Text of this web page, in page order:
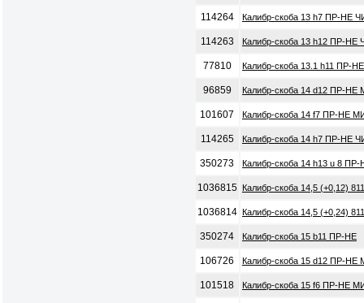
114264 Калибр-скоба 13 h7 ПР-НЕ
114263 Калибр-скоба 13 h12 ПР-НЕ
77810 Калибр-скоба 13.1 h11 ПР-
96859 Калибр-скоба 14 d12 ПР-НЕ
101607 Калибр-скоба 14 f7 ПР-НЕ
114265 Калибр-скоба 14 h7 ПР-НЕ
350273 Калибр-скоба 14 h13 u 8 ПР-
1036815 Калибр-скоба 14,5 (+0,12)
1036814 Калибр-скоба 14,5 (+0,24)
350274 Калибр-скоба 15 b11 ПР-НЕ
106726 Калибр-скоба 15 d12 ПР-НЕ
101518 Калибр-скоба 15 f6 ПР-НЕ